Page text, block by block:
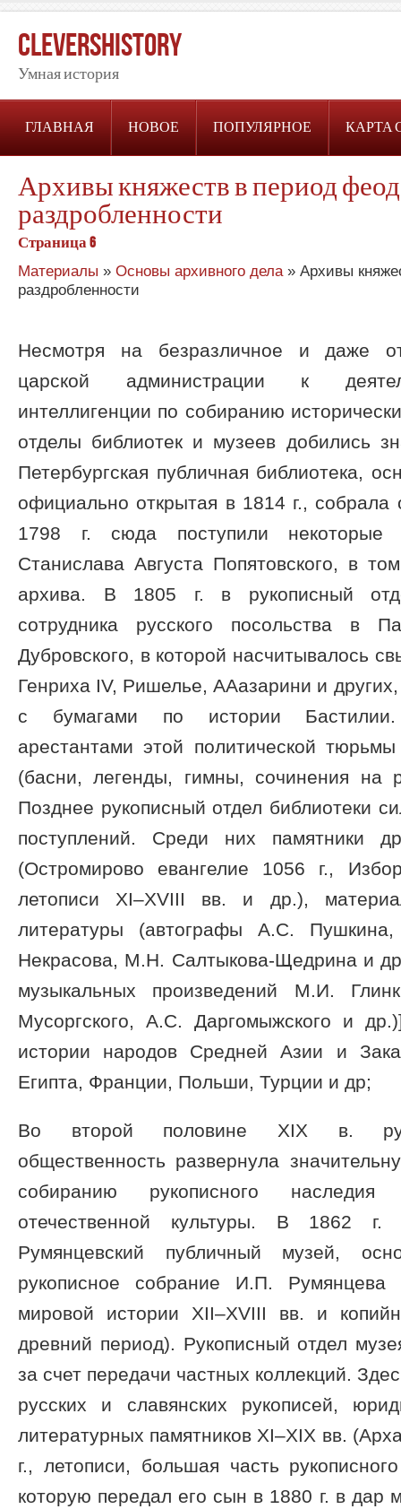
CleversHistory
Умная история
ГЛАВНАЯ НОВОЕ ПОПУЛЯРНОЕ КАРТА
Архивы княжеств в период
раздробленности
Страница 6
Материалы » Основы архивного дела» Архивы
раздробленности
Несмотря на безразличное и даже
царской администрации к
интеллигенции по собиранию
отделы библиотек и музеев добились
Петербургская публичная библиотека,
официально открытая в 1814 г.,
1798 г. сюда поступили некоторые
Станислава Августа Попятовского, в
архива. В 1805 г. в рукописный
сотрудника русского посольства
Дубровского, в которой насчитывалось
Генриха IV, Ришелье, ААазарини и
с бумагами по истории
арестантами этой политической
(басни, легенды, гимны, сочинения на
Позднее рукописный отдел библиотеки
поступлений. Среди них памятники
(Остромирово евангелие 1056 г.,
летописи XI–XVIII вв. и др.),
литературы (автографы А.С.
Некрасова, М.Н. Салтыкова-Щедрина и
музыкальных произведений М.И.
Мусоргского, А.С. Даргомыжского и
истории народов Средней Азии и
Египта, Франции, Польши, Турции и др;
Во второй половине XIX в.
общественность развернула
собиранию рукописного наследия
отечественной культуры. В 1862
Румянцевский публичный музей,
рукописное собрание И.П. Румянцева
мировой истории XII–XVIII вв. и
древний период). Рукописный отдел
за счет передачи частных коллекций.
русских и славянских рукописей,
литературных памятников XI–XIX вв.
г., летописи, большая часть
которую передал его сын в 1880 г. в дар